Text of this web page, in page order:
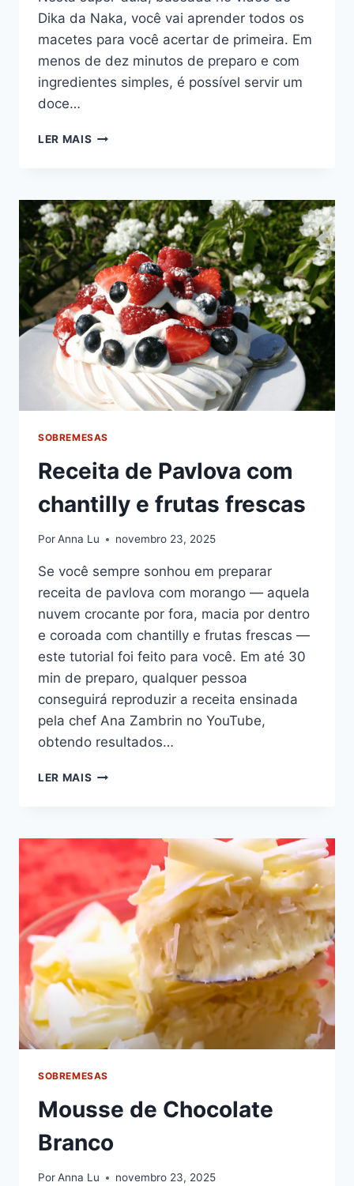
Dika da Naka, você vai aprender todos os
macetes para você acertar de primeira. Em
menos de dez minutos de preparo e com
ingredientes simples, é possível servir um
doce…
LER MAIS PETIT
SOBREMESAS
Receita de Pavlova com
chantilly e frutas frescas
PorAnna Lu novembro 23, 2025
Se você sempre sonhou em preparar
receita de pavlova com morango — aquela
nuvem crocante por fora, macia por dentro
e coroada com chantilly e frutas frescas —
este tutorial foi feito para você. Em até 30
min de preparo, qualquer pessoa
conseguirá reproduzir a receita ensinada
pela chef Ana Zambrin no YouTube,
obtendo resultados…
LER MAIS RECEITA
CHANTILLY
E
FRUTAS
FRESCAS
SOBREMESAS
Mousse de Chocolate
Branco
PorAnna Lu novembro 23, 2025